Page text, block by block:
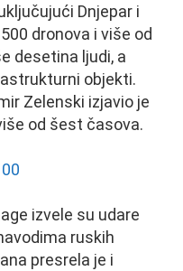
Dnjepar i
dronova i više od
desetina ljudi, a
objekti.
Zelenski izjavio je
od šest časova.
izvele su udare
ruskih
presrela je i